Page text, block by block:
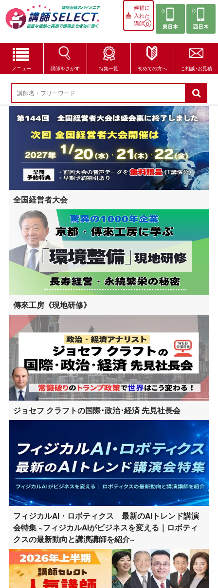
候補に
入れた
講師0
メニュー 講師をさがす 特集一覧 初めての方へ ご相談･お見積
講師をさがす
特集一覧
講師セレクトが選ばれる理由
ブログ・コラム
はじめての方へ
ご相談・お見積
全国経営者大会
傳來工房《現地研修》
ジョセフ クラフトの国際･政治･経済 先見社長会
フィジカルAI・ロボティクス 最新のAIトレンド講演
会特集 ~フィジカルAIがビジネスを変える｜ロボティ
クスの最新動向と講演講師を紹介~